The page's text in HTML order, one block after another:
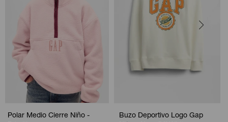
Polar Medio Cierre Niño -
Buzo Deportivo Logo Gap